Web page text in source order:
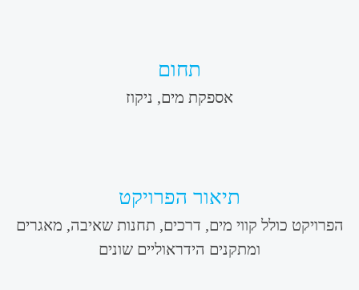
תחום
אספקת מים, ניקוז
תיאור הפרויקט
הפרויקט כולל קווי מים, דרכים, תחנות שאיבה, מאגרים
ומתקנים הידראוליים שונים